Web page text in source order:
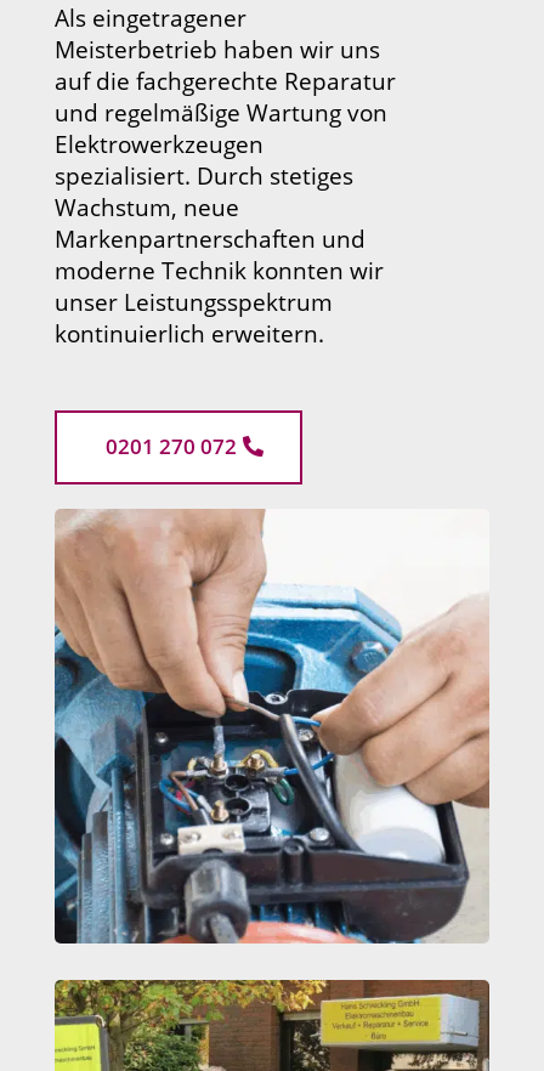
Als eingetragener
Meisterbetrieb haben wir uns
auf die fachgerechte Reparatur
und regelmäßige Wartung von
Elektrowerkzeugen
spezialisiert. Durch stetiges
Wachstum, neue
Markenpartnerschaften und
moderne Technik konnten wir
unser Leistungsspektrum
kontinuierlich erweitern.
0201 270 072